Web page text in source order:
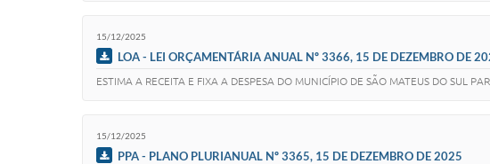
15/12/2025
LOA - LEI ORÇAMENTÁRIA ANUAL Nº 3366, 15 DE DEZEMBRO DE
ESTIMA A RECEITA E FIXA A DESPESA DO MUNICÍPIO DE SÃO MATEUS DO SUL
15/12/2025
PPA - PLANO PLURIANUAL Nº 3365, 15 DE DEZEMBRO DE 2025